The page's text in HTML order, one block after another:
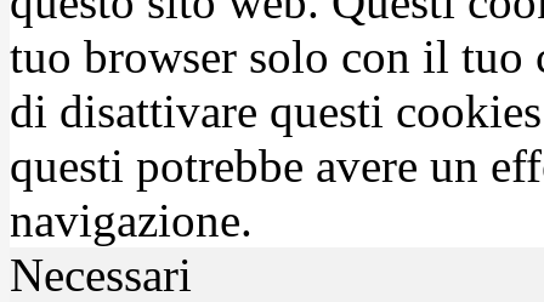
tuo browser solo con il tuo
di disattivare questi
questi potrebbe avere un
navigazione.
Necessari